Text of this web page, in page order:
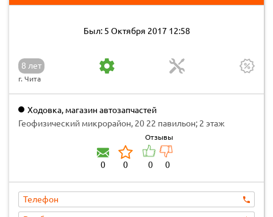
Был: 5 Октября 2017 12:58
8 лет
г. Чита
Ходовка, магазин автозапчастей
Геофизический микрорайон, 20 22 павильон; 2 этаж
0 0
Отзывы
0 0
Телефон